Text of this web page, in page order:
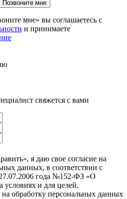
мне» вы соглашаетесь с
и принимаете
свяжется с вами
я даю свое согласие на
данных, в соответствии с
года №152-ФЗ «О
и для целей,
обработку персональных данных